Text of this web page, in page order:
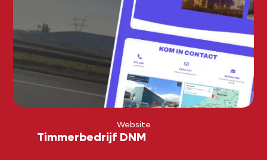
Website
Timmerbedrijf DNM